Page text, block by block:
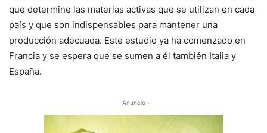
que determine las materias activas que se utilizan en cada
país y que son indispensables para mantener una
producción adecuada. Este estudio ya ha comenzado en
Francia y se espera que se sumen a él también Italia y
España.
- Anuncio -